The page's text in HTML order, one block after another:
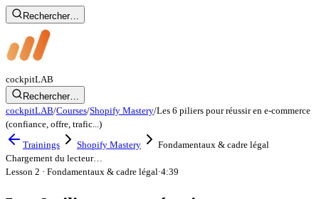
Rechercher…
cockpitLAB
Rechercher…
cockpitLAB/Courses/Shopify Mastery/Les 6 piliers pour réussir en e-commerce
(confiance, offre, trafic...)
Trainings
Shopify Mastery
Fondamentaux & cadre légal
Chargement du lecteur…
Lesson 2 · Fondamentaux & cadre légal·4:39